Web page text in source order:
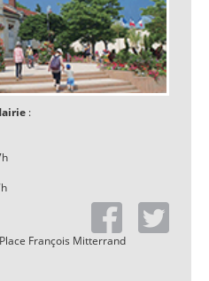
:
Place François Mitterrand